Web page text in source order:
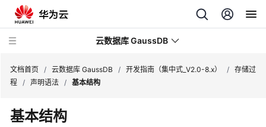
云数据库 GaussDB
最
新
文档首页 / 云数据库 GaussDB / 开发指南（集中式_V2.0-8.x） / 存储过
程 / 声明语法 / 基本结构
基本结构